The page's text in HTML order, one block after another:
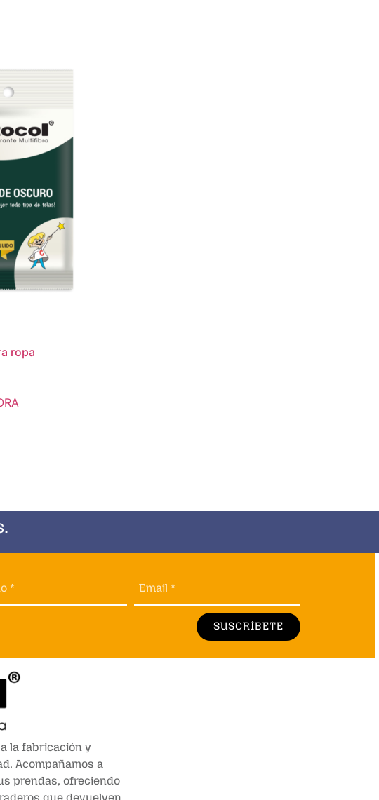
ropa
* Email *
SUSCRÍBETE
la fabricación y
Acompañamos a
prendas, ofreciendo